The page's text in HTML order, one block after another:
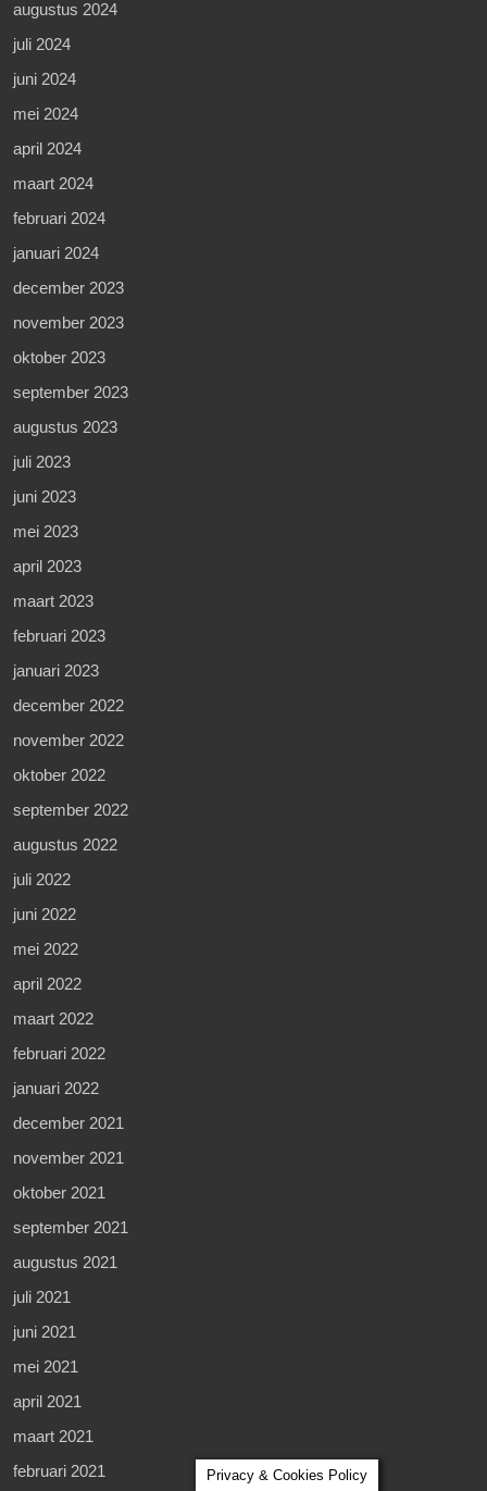
augustus 2024
juli 2024
juni 2024
mei 2024
april 2024
maart 2024
februari 2024
januari 2024
december 2023
november 2023
oktober 2023
september 2023
augustus 2023
juli 2023
juni 2023
mei 2023
april 2023
maart 2023
februari 2023
januari 2023
december 2022
november 2022
oktober 2022
september 2022
augustus 2022
juli 2022
juni 2022
mei 2022
april 2022
maart 2022
februari 2022
januari 2022
december 2021
november 2021
oktober 2021
september 2021
augustus 2021
juli 2021
juni 2021
mei 2021
april 2021
maart 2021
februari 2021
Privacy & Cookies Policy